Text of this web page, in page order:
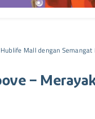
Mall dengan Semangat
–